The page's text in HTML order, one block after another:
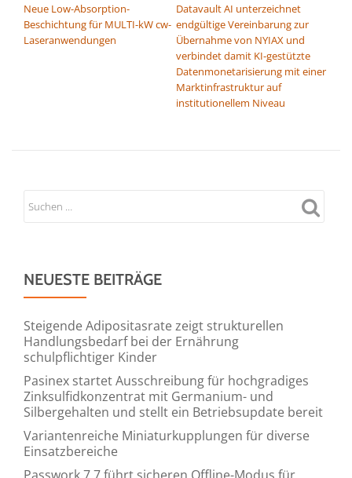
Neue Low-Absorption-
Beschichtung für MULTI-kW cw-
Laseranwendungen
Datavault AI unterzeichnet
endgültige Vereinbarung zur
Übernahme von NYIAX und
verbindet damit KI-gestützte
Datenmonetarisierung mit einer
Marktinfrastruktur auf
institutionellem Niveau
NEUESTE BEITRÄGE
Steigende Adipositasrate zeigt strukturellen
Handlungsbedarf bei der Ernährung
schulpflichtiger Kinder
Pasinex startet Ausschreibung für hochgradiges
Zinksulfidkonzentrat mit Germanium- und
Silbergehalten und stellt ein Betriebsupdate bereit
Variantenreiche Miniaturkupplungen für diverse
Einsatzbereiche